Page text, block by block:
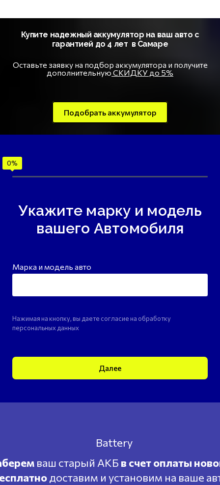
Купите надежный аккумулятор на ваш авто с
гарантией до 4 лет в Самаре
Оставьте заявку на подбор аккумулятора и получите
дополнительную СКИДКУ до 5%
Подобрать аккумулятор
Укажите марку и модель
вашего Автомобиля
Марка и модель авто
Нажимая на кнопку, вы даете согласие на обработку
персональных данных
Далее
ваш старый АКБ в счет оплаты
доставим и установим на ваше